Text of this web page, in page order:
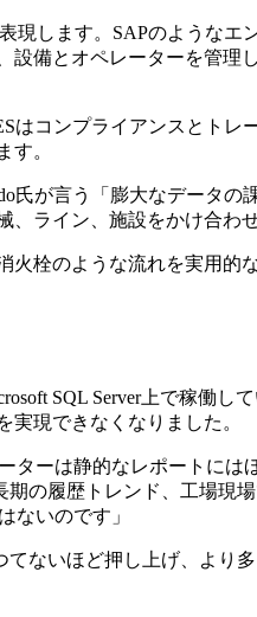
現します。SAPのような
設備とオペレーターを管
はコンプライアンスとト
す。
氏が言う「膨大なデータ
ライン、施設をかけ合わ
火栓のような流れを実用
SQL Server上で稼働
現できなくなりました。
ターは静的なレポートに
の履歴トレンド、工場現
ないのです」
てないほど押し上げ、よ